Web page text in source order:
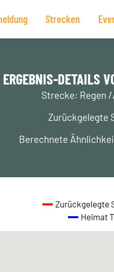
Strecken
ERGEBNIS-DETAILS
Strecke: Regen
Zurückgelegte
Berechnete
Zurückgelegte
Heimat